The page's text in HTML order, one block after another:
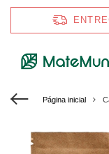
Página inicial